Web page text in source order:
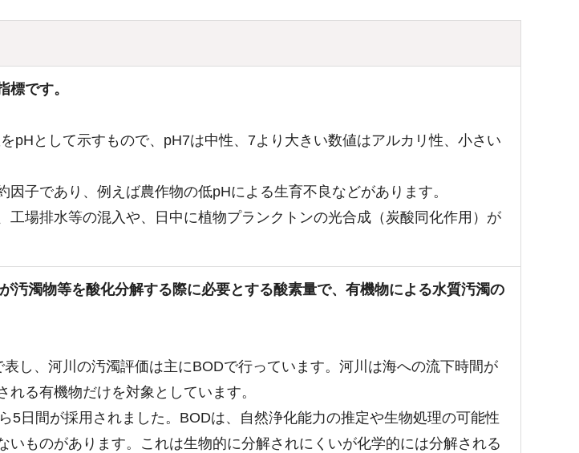
です。
pHとして示すもので、pH7は中性、7より大きい数値はアルカリ性、小さい
子であり、例えば農作物の低pHによる生育不良などがあります。
場排水等の混入や、日中に植物プランクトンの光合成（炭酸同化作用）が
汚濁物等を酸化分解する際に必要とする酸素量で、有機物による水質汚濁の
し、河川の汚濁評価は主にBODで行っています。河川は海への流下時間が
る有機物だけを対象としています。
5日間が採用されました。BODは、自然浄化能力の推定や生物処理の可能性
ものがあります。これは生物的に分解されにくいが化学的には分解される